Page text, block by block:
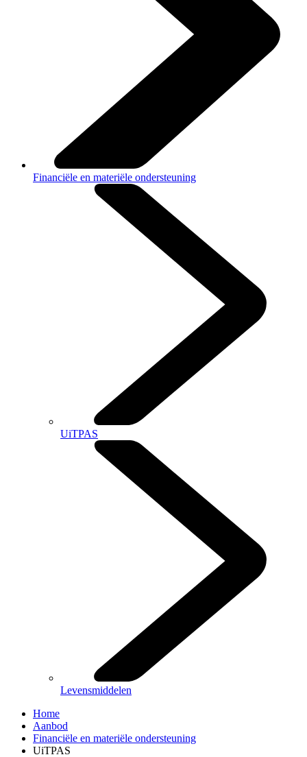
Financiële en materiële ondersteuning
UiTPAS
Levensmiddelen
Home
Aanbod
Financiële en materiële ondersteuning
UiTPAS